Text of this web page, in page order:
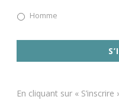
Homme
En cliquant sur «